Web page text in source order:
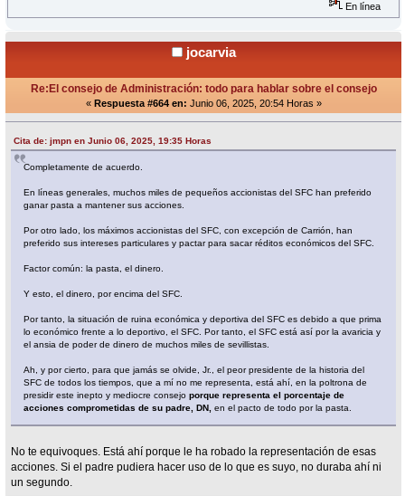
En línea
jocarvia
Re:El consejo de Administración: todo para hablar sobre el consejo
« Respuesta #664 en: Junio 06, 2025, 20:54 Horas »
Cita de: jmpn en Junio 06, 2025, 19:35 Horas
Completamente de acuerdo.
En líneas generales, muchos miles de pequeños accionistas del SFC han preferido
ganar pasta a mantener sus acciones.
Por otro lado, los máximos accionistas del SFC, con excepción de Carrión, han
preferido sus intereses particulares y pactar para sacar réditos económicos del SFC.
Factor común: la pasta, el dinero.
Y esto, el dinero, por encima del SFC.
Por tanto, la situación de ruina económica y deportiva del SFC es debido a que prima
lo económico frente a lo deportivo, el SFC. Por tanto, el SFC está así por la avaricia y
el ansia de poder de dinero de muchos miles de sevillistas.
Ah, y por cierto, para que jamás se olvide, Jr., el peor presidente de la historia del
SFC de todos los tiempos, que a mí no me representa, está ahí, en la poltrona de
presidir este inepto y mediocre consejoporque representa el porcentaje de
acciones comprometidas de su padre, DN, en el pacto de todo por la pasta.
No te equivoques. Está ahí porque le ha robado la representación de esas
acciones. Si el padre pudiera hacer uso de lo que es suyo, no duraba ahí ni
un segundo.